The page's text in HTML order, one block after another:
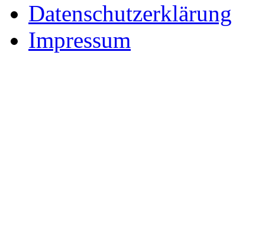
Datenschutzerklärung
Impressum